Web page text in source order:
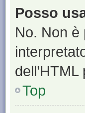
Posso
No. Non è
Top